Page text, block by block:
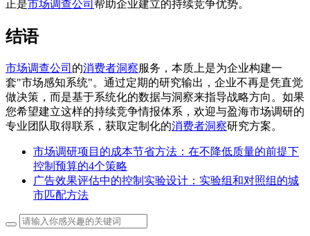
正是市场调查公司 帮助企业建立的持续竞争优势。
结语
市场调查公司 的消费者洞察服务，本质上是为企业构建一
套"市场感知系统"。通过定期的研究输出，企业不再是凭直觉
做决策，而是基于系统化的数据与洞察来指导战略方向。如果
您希望建立这样的持续竞争情报体系，欢迎与盈海市场调研的
专业团队取得联系，获取定制化的消费者洞察研究方案。
市场调研项目的成本节省方法：在不降低质量的前提下
控制预算的4个策略
广告效果评估中的控制实验设计：实验组和对照组的城
市匹配方法